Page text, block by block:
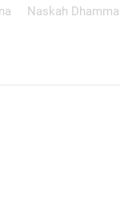
Naskah Dhamma